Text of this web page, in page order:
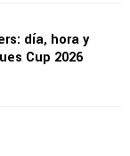
día, hora y
Cup 2026